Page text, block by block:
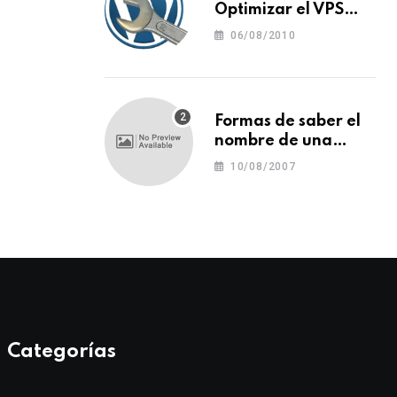
Optimizar el VPS
para WordPress
06/08/2010
Formas de saber el
nombre de una
tipografía (o una
10/08/2007
Categorías